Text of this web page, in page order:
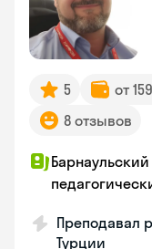
5 от
8 отзывов
Преподавал
Турции